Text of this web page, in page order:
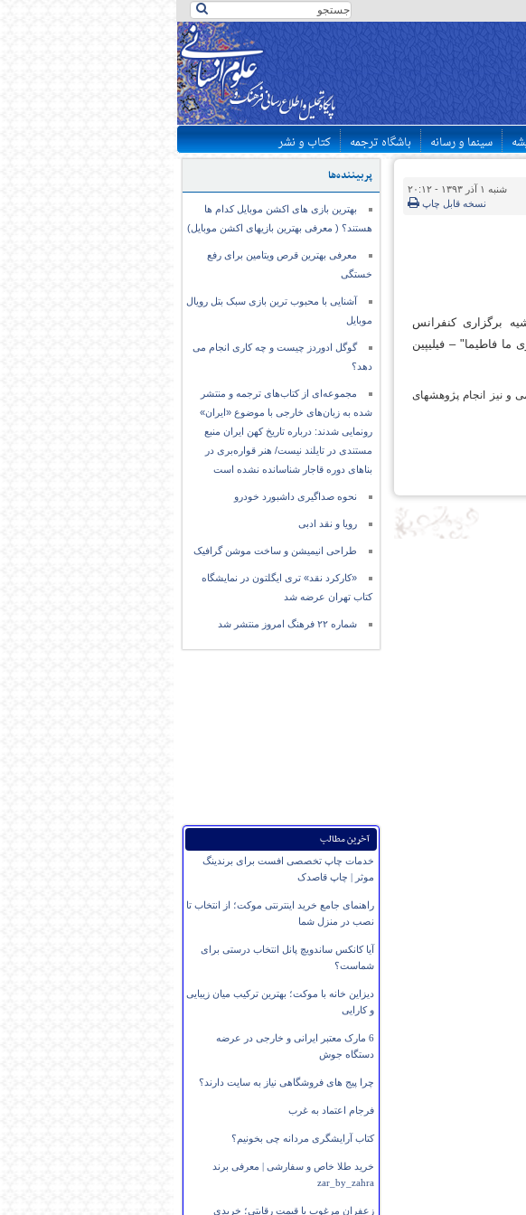
سینما و رسانه باشگاه ترجمه کتاب و نشر
پربیننده‌ها
بهترین بازی های اکشن موبایل کدام ها
هستند؟ ( معرفی بهترین بازیهای اکشن موبایل)
معرفی بهترین قرص ویتامین برای رفع
خستگی
آشنایی با محبوب ترین بازی سبک بتل رویال
موبایل
گوگل ادوردز چیست و چه کاری انجام می
دهد؟
مجموعه‌ای از کتاب‌های ترجمه و منتشر
شده به زبان‌های خارجی با موضوع «ایران»
رونمایی شدند: درباره تاریخ کهن ایران منبع
مستندی در تایلند نیست/ هنر قواره‌بری در
بناهای دوره قاجار شناسانده نشده است
نحوه صداگیری داشبورد خودرو
رویا و نقد ادبی
طراحی انیمیشن و ساخت موشن گرافیک
«کارکرد نقد» تری ایگلتون در نمایشگاه
کتاب تهران عرضه شد
شماره ۲۲ فرهنگ امروز منتشر شد
آخرین مطالب
خدمات چاپ تخصصی افست برای برندینگ
موثر | چاپ قاصدک
راهنمای جامع خرید اینترنتی موکت؛ از انتخاب تا
نصب در منزل شما
آیا کانکس ساندویچ پانل انتخاب درستی برای
شماست؟
دیزاین خانه با موکت؛ بهترین ترکیب میان زیبایی
و کارایی
6 مارک معتبر ایرانی و خارجی در عرضه
دستگاه جوش
چرا پیج های فروشگاهی نیاز به سایت دارند؟
فرجام اعتماد به غرب
کتاب آرایشگری مردانه چی بخونیم؟
خرید طلا خاص و سفارشی | معرفی برند
zar_by_zahra
زعفران مرغوب با قیمت رقابتی؛ خریدی
شنبه ۱ آذر ۱۳۹۳ - ۲۰:۱۲
نسخه قابل چاپ
برگزاری کنفرانس
ما فاطیما" – فیلیپین
و نیز انجام پژوهشهای